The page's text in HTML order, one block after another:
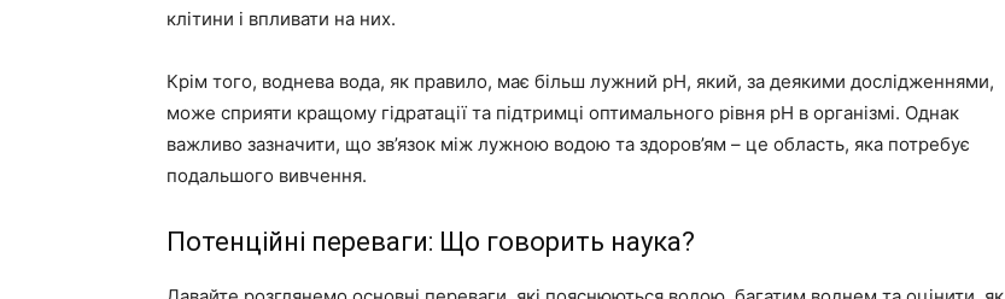
клітини і впливати на них.
Крім того, воднева вода, як правило, має більш лужний рН, який, за деякими дослідженнями,
може сприяти кращому гідратації та підтримці оптимального рівня рН в організмі. Однак
важливо зазначити, що зв’язок між лужною водою та здоров’ям – це область, яка потребує
подальшого вивчення.
Потенційні переваги: ​​Що говорить наука?